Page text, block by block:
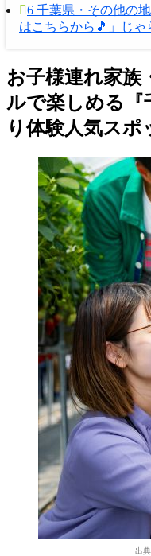
6 千葉県・その他の
はこちらから🎵」じゃ
お子様連れ家族
ルで楽しめる『
り体験人気スポ
出